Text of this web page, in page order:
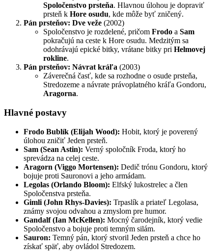
Spoločenstvo prsteňa. Hlavnou úlohou je dopraviť
prsteň k Hore osudu, kde môže byť zničený.
Pán prsteňov: Dve veže (2002)
Spoločenstvo je rozdelené, pričom Frodo a Sam
pokračujú na ceste k Hore osudu. Medzitým sa
odohrávajú epické bitky, vrátane bitky pri Helmovej
rokline.
Pán prsteňov: Návrat kráľa (2003)
Záverečná časť, kde sa rozhodne o osude prsteňa,
Stredozeme a návrate právoplatného kráľa Gondoru,
Aragorna.
Hlavné postavy
Frodo Bublík (Elijah Wood): Hobit, ktorý je poverený
úlohou zničiť Jeden prsteň.
Sam (Sean Astin): Verný spoločník Froda, ktorý ho
sprevádza na celej ceste.
Aragorn (Viggo Mortensen): Dedič trónu Gondoru, ktorý
bojuje proti Sauronovi a jeho armádam.
Legolas (Orlando Bloom): Elfský lukostrelec a člen
Spoločenstva prsteňa.
Gimli (John Rhys-Davies): Trpaslík a priateľ Legolasa,
známy svojou odvahou a zmyslom pre humor.
Gandalf (Ian McKellen): Mocný čarodejník, ktorý vedie
Spoločenstvo a bojuje proti temným silám.
Sauron: Temný pán, ktorý stvoril Jeden prsteň a chce ho
získať späť, aby ovládol Stredozem.